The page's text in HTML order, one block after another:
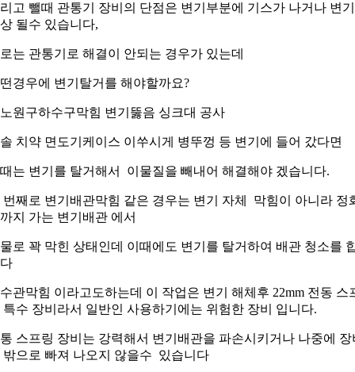
고 뺄때 관통기 장비의 단점은 변기부분에 기스가 나거나 변
될수 있습니다,
는 관통기로 해결이 안되는 경우가 있는데
경우에 변기탈거를 해야할까요?
치약 면도기케이스 이쑤시게 병뚜껑 등 변기에 들어 갔다면
는 변기를 탈거해서 이물질을 빼내어 해결해야 겠습니다.
번째로 변기배관막힘 같은 경우는 변기 자체 막힘이 아니라 정
지 가는 변기배관 에서
로 꽉 막힌 상태인데 이때에도 변기를 탈거하여 배관 청소를
관막힘 이라고도하는데 이 작업은 변기 해체후 22mm 전동 스
특수 장비라서 일반인 사용하기에는 위험한 장비 입니다.
스프링 장비는 강력해서 변기배관을 파손시키거나 나중에 장
밖으로 빠져 나오지 않을수 있습니다